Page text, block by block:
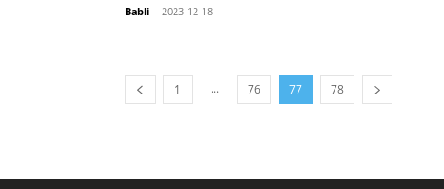
Babli - 2023-12-18
1 ... 76 77 78